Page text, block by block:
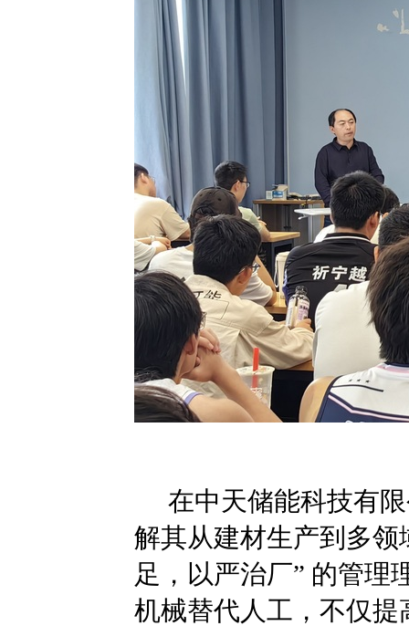
在中天储能科技有
解其从建材生产到多
足，以严治厂” 的管理
机械替代人工，不仅